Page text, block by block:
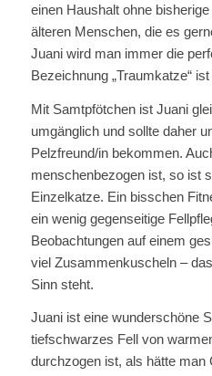
einen Haushalt ohne
älteren Menschen, die es
Juani wird man immer die
Bezeichnung „Traumkatze“
Mit Samtpfötchen ist Juani
umgänglich und sollte daher
Pelzfreund/in bekommen.
menschenbezogen ist, so ist
Einzelkatze. Ein bisschen
ein wenig gegenseitige
Beobachtungen auf einem
viel Zusammenkuscheln –
Sinn steht.
Juani ist eine wunderschöne
tiefschwarzes Fell von
durchzogen ist, als hätte man